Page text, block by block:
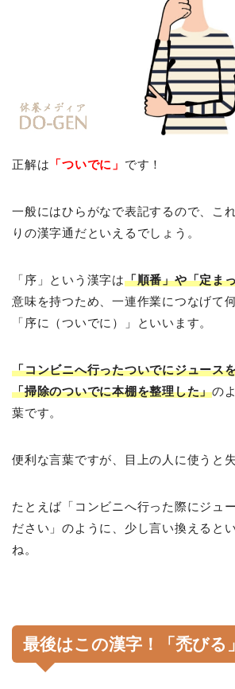
正解は 「ついでに」 です！
一般にはひらがなで表記するので、こ
りの漢字通だといえるでしょう。
「序」という漢字は「順番」や「定ま
意味を持つため、一連作業につなげて
「序に（ついでに）」といいます。
「コンビニへ行ったついでにジュース
「掃除のついでに本棚を整理した」の
葉です。
便利な言葉ですが、目上の人に使うと
たとえば「コンビニへ行った際にジュ
ださい」のように、少し言い換えると
ね。
最後はこの漢字！「禿びる」